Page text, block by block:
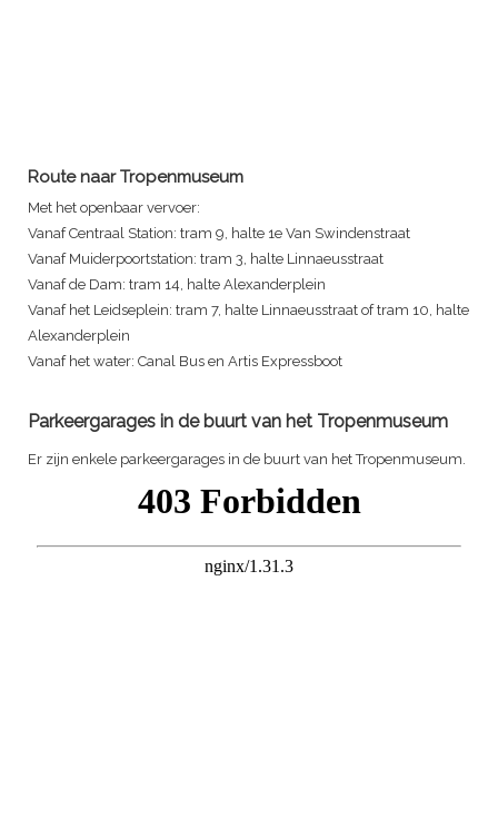
Route naar Tropenmuseum
Met het openbaar vervoer:
Vanaf Centraal Station: tram 9, halte 1e Van Swindenstraat
Vanaf Muiderpoortstation: tram 3, halte Linnaeusstraat
Vanaf de Dam: tram 14, halte Alexanderplein
Vanaf het Leidseplein: tram 7, halte Linnaeusstraat of tram 10, halte
Alexanderplein
Vanaf het water: Canal Bus en Artis Expressboot
Parkeergarages in de buurt van het Tropenmuseum
Er zijn enkele parkeergarages in de buurt van het Tropenmuseum.